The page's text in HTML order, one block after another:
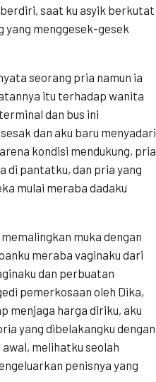
saat ku asyik berkutat
yang menggesek-gesek
seorang pria namun ia
itu terhadap wanita
dan bus ini
dan aku baru menyadari
kondisi mendukung, pria
di pantatku, dan pria yang
mulai meraba dadaku
muka dengan
meraba vaginaku dari
dan perbuatan
pemerkosaan oleh Dika,
menjaga harga diriku, aku
yang dibelakangku dengan
melihatku seolah
penisnya yang